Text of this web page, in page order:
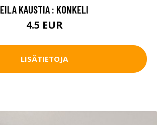
EILA KAUSTIA : KONKELI
4.5 EUR
LISÄTIETOJA